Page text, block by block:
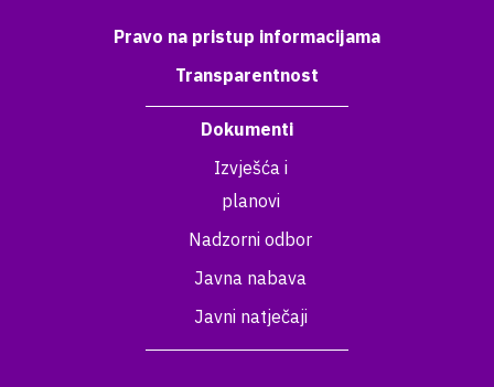
Pravo na pristup informacijama
Transparentnost
Dokumenti
Izvješća i
planovi
Nadzorni odbor
Javna nabava
Javni natječaji